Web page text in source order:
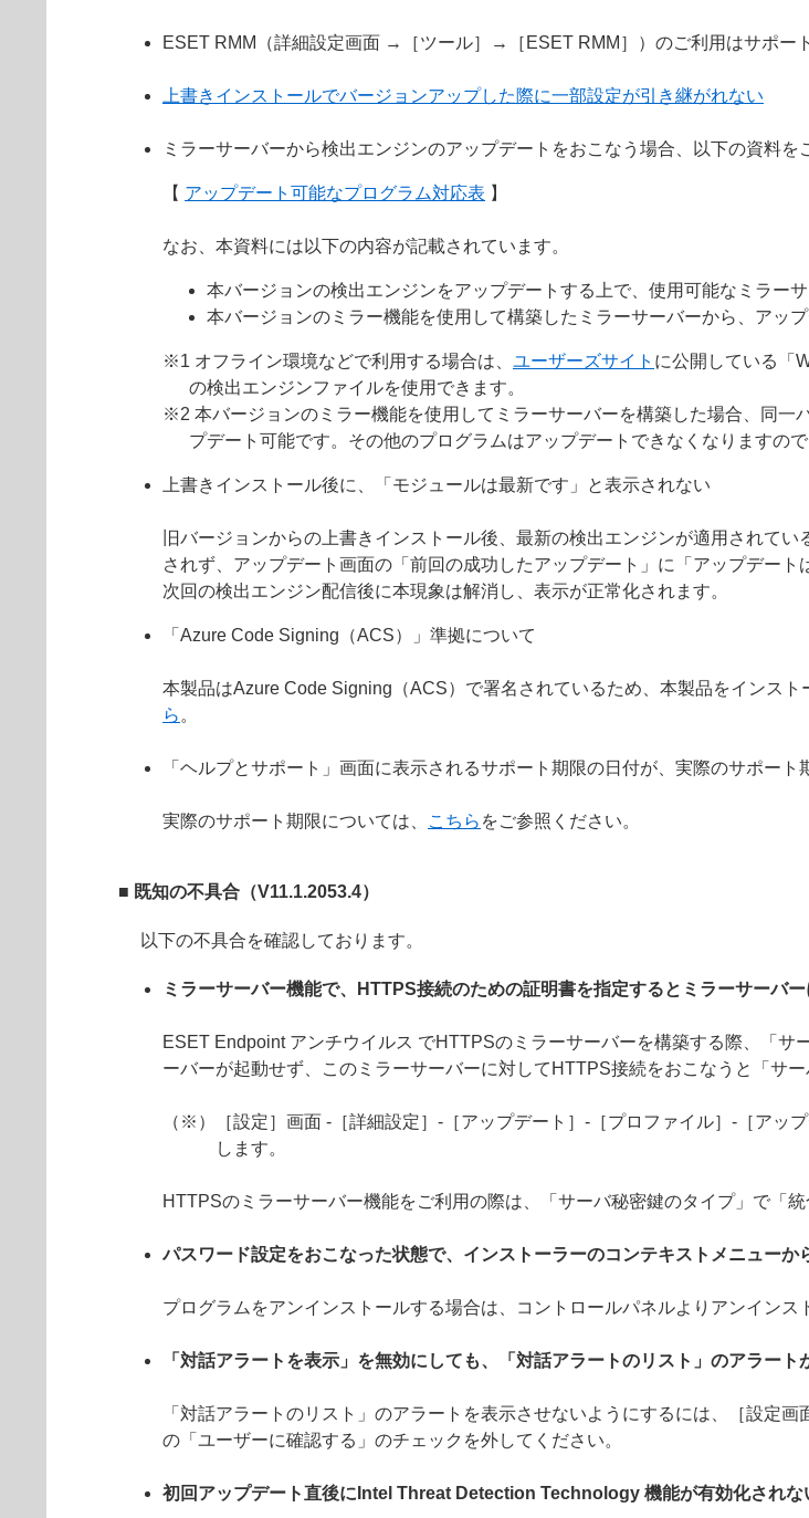
ESET RMM（詳細設定画面 →［ツール］→［ESET RMM］）のご利用はサポー
上書きインストールでバージョンアップした際に一部設定が引き継がれない
ミラーサーバーから検出エンジンのアップデートをおこなう場合、以下の資料を
【 アップデート可能なプログラム対応表 】
なお、本資料には以下の内容が記載されています。
本バージョンの検出エンジンをアップデートする上で、使用可能なミラー
本バージョンのミラー機能を使用して構築したミラーサーバーから、アッ
※1 オフライン環境などで利用する場合は、 ユーザーズサイト に公開している「
の検出エンジンファイルを使用できます。
※2 本バージョンのミラー機能を使用してミラーサーバーを構築した場合、同
プデート可能です。その他のプログラムはアップデートできなくなりますので
上書きインストール後に、「モジュールは最新です」と表示されない
旧バージョンからの上書きインストール後、最新の検出エンジンが適用されて
されず、アップデート画面の「前回の成功したアップデート」に「アップデー
次回の検出エンジン配信後に本現象は解消し、表示が正常化されます。
「Azure Code Signing（ACS）」準拠について
本製品はAzure Code Signing（ACS）で署名されているため、本製品をインス
ら 。
「ヘルプとサポート」画面に表示されるサポート期限の日付が、実際のサポート
実際のサポート期限については、 こちら をご参照ください。
■ 既知の不具合（V11.1.2053.4）
以下の不具合を確認しております。
ミラーサーバー機能で、HTTPS接続のための証明書を指定するとミラーサーバ
ESET Endpoint アンチウイルス でHTTPSのミラーサーバーを構築する際、「
ーバーが起動せず、このミラーサーバーに対してHTTPS接続をおこなうと「サ
（※）［設定］画面 -［詳細設定］-［アップデート］-［プロファイル］-［アッ
します。
HTTPSのミラーサーバー機能をご利用の際は、「サーバ秘密鍵のタイプ」で「
パスワード設定をおこなった状態で、インストーラーのコンテキストメニュー
プログラムをアンインストールする場合は、コントロールパネルよりアンインス
「対話アラートを表示」を無効にしても、「対話アラートのリスト」のアラート
「対話アラートのリスト」のアラートを表示させないようにするには、［設定
の「ユーザーに確認する」のチェックを外してください。
初回アップデート直後にIntel Threat Detection Technology 機能が有効化されな